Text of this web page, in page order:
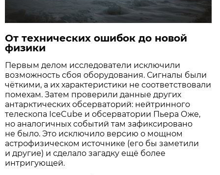
От технических ошибок до новой
физики
Первым делом исследователи исключили
возможность сбоя оборудования. Сигналы были
чёткими, а их характеристики не соответствовали
помехам. Затем проверили данные других
антарктических обсерваторий: нейтринного
телескопа IceCube и обсерватории Пьера Оже,
но аналогичных событий там зафиксировано
не было. Это исключило версию о мощном
астрофизическом источнике (его бы заметили
и другие) и сделало загадку ещё более
интригующей.